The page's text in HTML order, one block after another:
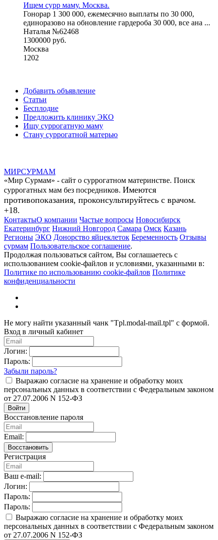
Ищем сурр маму. Москва.
Гонорар 1 300 000, ежемесячно выплаты по 30 000,
единоразово на обновление гардероба 30 000, все ана ...
Наталья №62468
1300000 руб.
Москва
1202
Добавить объявление
Статьи
Бесплодие
Предложить клинику ЭКО
Ищу суррогатную маму
Стану суррогатной матерью
МИРСУРМАМ
«Мир Сурмам» - сайт о суррогатном материнстве. Поиск
суррогатных мам без посредников. Имеются
противопоказания, проконсультируйтесь с врачом.
+18.
КонтактыО компании Частые вопросы Новосибирск
Екатеринбург Нижний Новгород Самара Омск Казань
Регионы ЭКО Донорство яйцеклеток Беременность Отзывы
сурмам Пользовательское соглашение.
Продолжая пользоваться сайтом, Вы соглашаетесь с
использованием cookie-файлов и условиями, указанными в:
Политике по использованию cookie-файлов Политике
конфиденциальности
Не могу найти указанный чанк "Tpl.modal-mail.tpl" с формой.
Вход в личный кабинет
Логин:
Пароль:
Забыли пароль?
Выражаю согласие на хранение и обработку моих
персональных данных в соответствии с Федеральным законом
от 27.07.2006 N 152-ФЗ
Войти
Восстановление пароля
Email:
Восстановить
Регистрация
Ваш e-mail:
Логин:
Пароль:
Пароль:
Выражаю согласие на хранение и обработку моих
персональных данных в соответствии с Федеральным законом
от 27.07.2006 N 152-ФЗ